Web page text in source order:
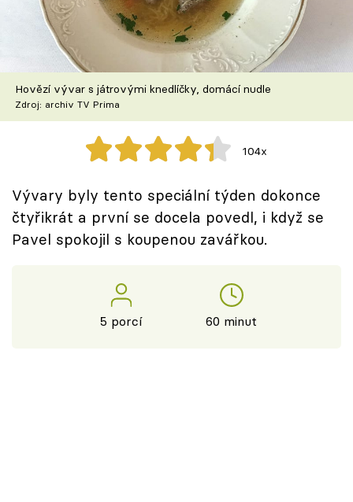
Škola vaření
Recepty z TV
Speciál: Cuketa
Těhotnej kuchař
Přihlášení
Hovězí vývar s játrovými knedlíčky, domácí nudle
Zdroj: archiv TV Prima
104x
Vývary byly tento speciální týden dokonce
čtyřikrát a první se docela povedl, i když se
Pavel spokojil s koupenou zavářkou.
5 porcí 60 minut